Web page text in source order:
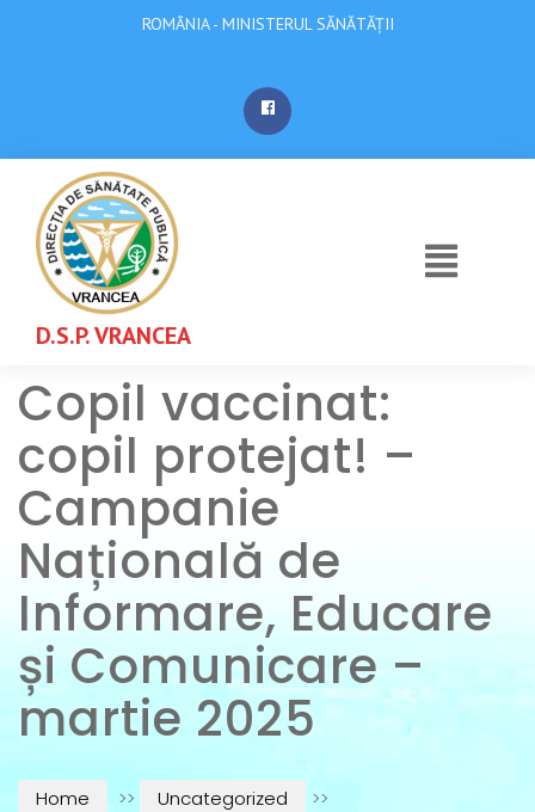
ROMÂNIA - MINISTERUL SĂNĂTĂȚII
D.S.P. VRANCEA
Copil vaccinat:
copil protejat! –
Campanie
Națională de
Informare, Educare
și Comunicare –
martie 2025
Home >> Uncategorized
>>